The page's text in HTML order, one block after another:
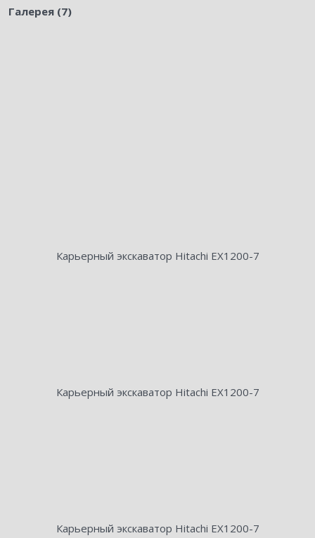
Галерея (7)
Карьерный экскаватор Hitachi EX1200-7
Карьерный экскаватор Hitachi EX1200-7
Карьерный экскаватор Hitachi EX1200-7